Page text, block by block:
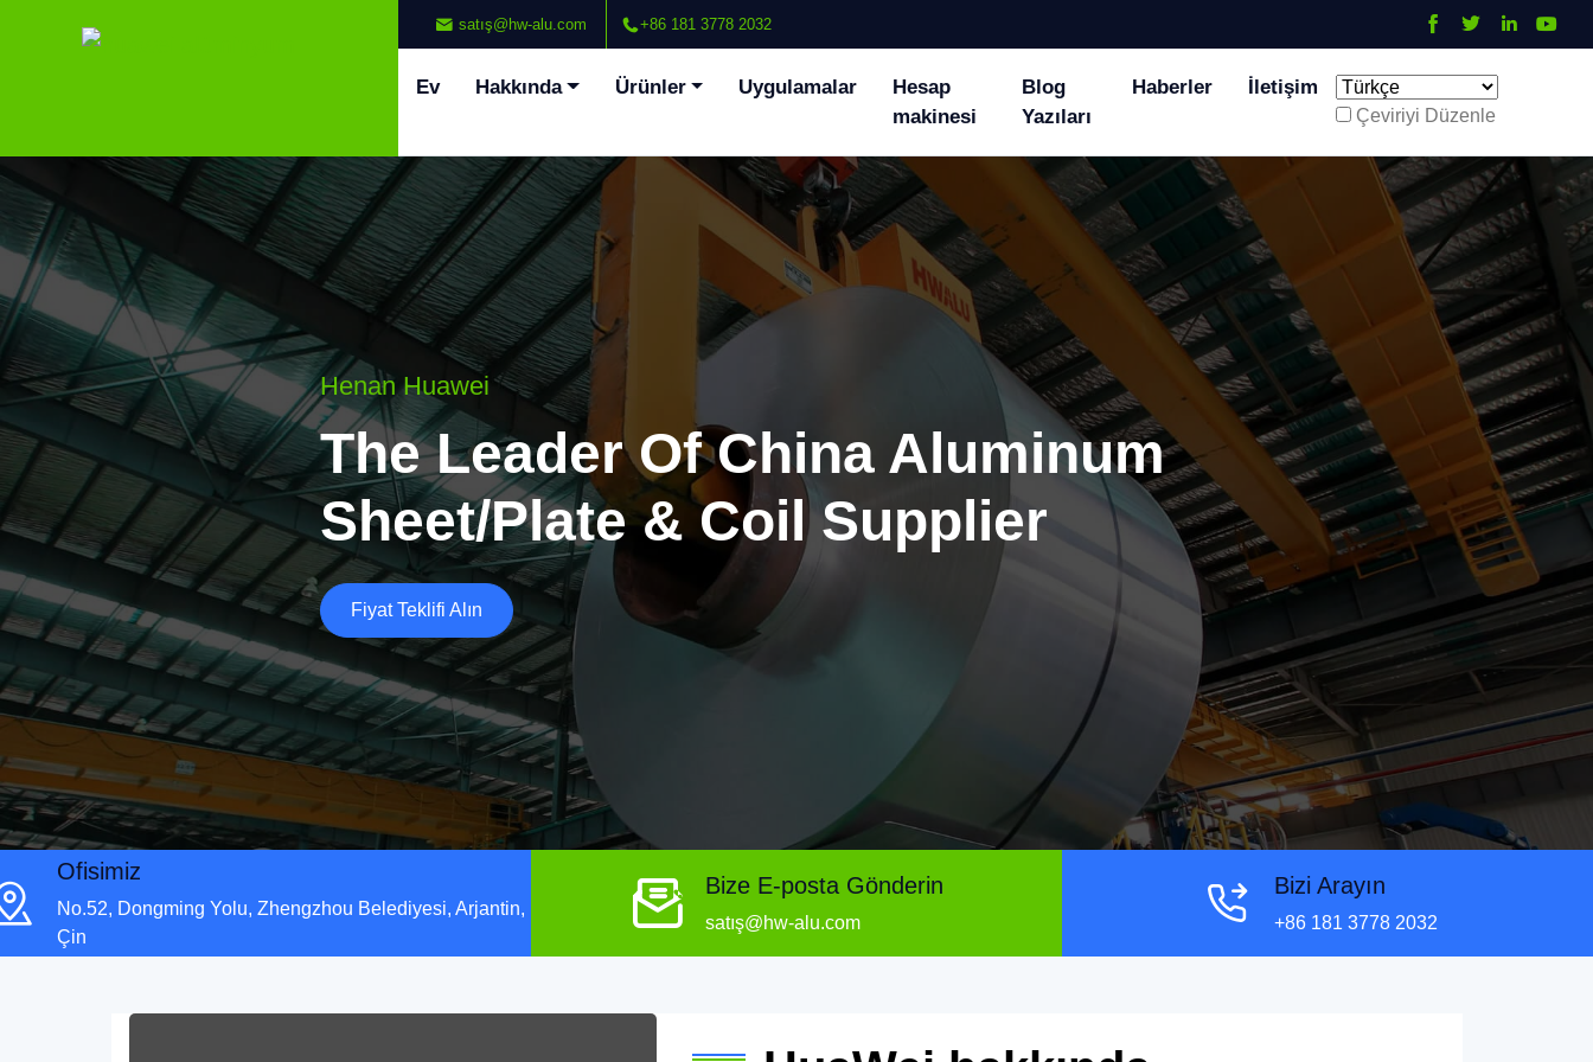
satış@hw-alu.com +86 181 3778 2032
Ev Hakkında Ürünler Uygulamalar
Hesap
makinesi
Blog
Yazıları
Haberler İletişim
Çeviriyi Düzenle
Henan Huawei
The Leader Of China Aluminum
Sheet/Plate & Coil Supplier
Fiyat Teklifi Alın
Ofisimiz
No.52, Dongming Yolu, Zhengzhou Belediyesi, Arjantin,
Çin
Bize E-posta Gönderin
satış@hw-alu.com
Bizi Arayın
+86 181 3778 2032